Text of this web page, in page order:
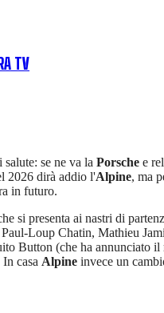
TV
se ne va la Porsche e
2026 dirà addio l'Alpine, ma
in futuro.
si presenta ai nastri di
Loup Chatin, Mathieu
Button (che ha
casa Alpine invece un